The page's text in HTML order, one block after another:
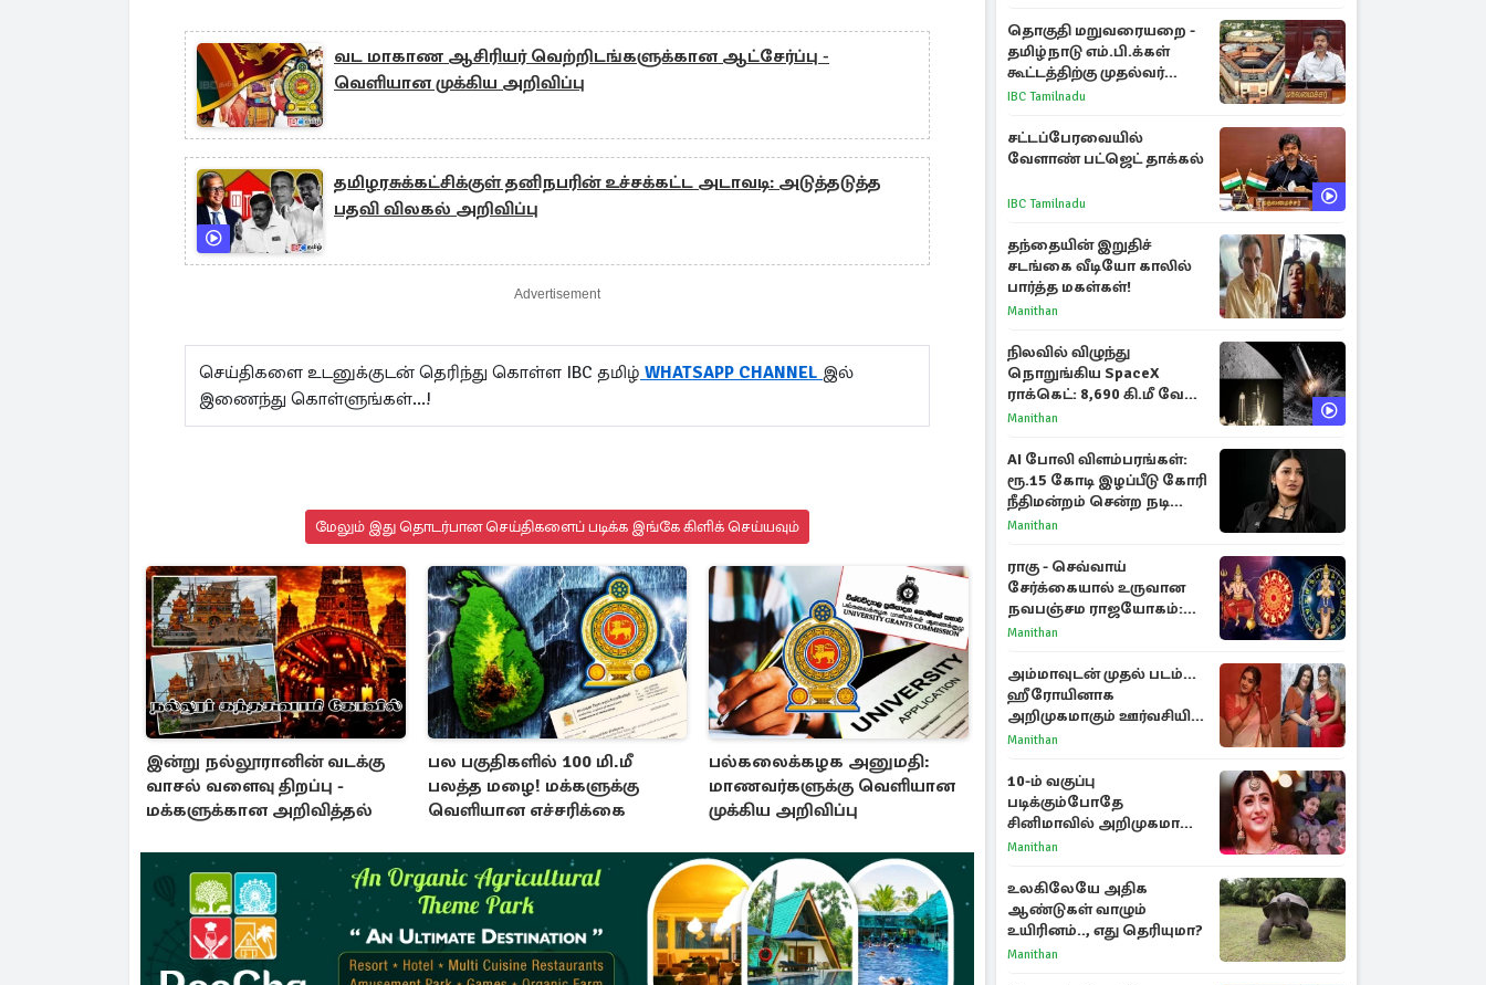
வட மாகாண ஆசிரியர் வெற்றிடங்களுக்கான ஆட்சேர்ப்பு -
வெளியான முக்கிய அறிவிப்பு
தமிழரசுக்கட்சிக்குள் தனிநபரின் உச்சக்கட்ட அடாவடி: அடுத்தடுத்த
பதவி விலகல் அறிவிப்பு
Advertisement
செய்திகளை உடனுக்குடன் தெரிந்து கொள்ள IBC தமிழ் WHATSAPP CHANNEL இல்
இணைந்து கொள்ளுங்கள்...!
மேலும் இது தொடர்பான செய்திகளைப் படிக்க இங்கே கிளிக் செய்யவும்
இன்று நல்லூரானின் வடக்கு
வாசல் வளைவு திறப்பு -
மக்களுக்கான அறிவித்தல்
பல பகுதிகளில் 100 மி.மீ
பலத்த மழை! மக்களுக்கு
வெளியான எச்சரிக்கை
பல்கலைக்கழக அனுமதி:
மாணவர்களுக்கு வெளியான
முக்கிய அறிவிப்பு
தொகுதி மறுவரையறை -
தமிழ்நாடு எம்.பி.க்கள்
கூட்டத்திற்கு முதல்வர்
விஜய் அழைப்பு
IBC Tamilnadu
சட்டப்பேரவையில்
வேளாண் பட்ஜெட் தாக்கல்
IBC Tamilnadu
தந்தையின் இறுதிச்
சடங்கை வீடியோ காலில்
பார்த்த மகள்கள்!
Manithan
நிலவில் விழுந்து
நொறுங்கிய SpaceX
ராக்கெட்: 8,690 கி.மீ வேக
மோதலால் உருவான புதிய
Manithan
AI போலி விளம்பரங்கள்:
ரூ.15 கோடி இழப்பீடு கோரி
நீதிமன்றம் சென்ற நடிகை
ஸ்ருதி ஹாசன்!
Manithan
ராகு - செவ்வாய்
சேர்க்கையால் உருவான
நவபஞ்சம ராஜயோகம்:
அதிர்ஷ்டம் பெறும் 3
Manithan
அம்மாவுடன் முதல் படம்...
ஹீரோயினாக
அறிமுகமாகும் ஊர்வசியின்
மகள் தேஜலட்சுமி!
Manithan
10-ம் வகுப்பு
படிக்கும்போதே
சினிமாவில் அறிமுகமான
த்ரிஷா! உண்மையை
காந்தி
Manithan
உலகிலேயே அதிக
ஆண்டுகள் வாழும்
உயிரினம்.., எது தெரியுமா?
Manithan